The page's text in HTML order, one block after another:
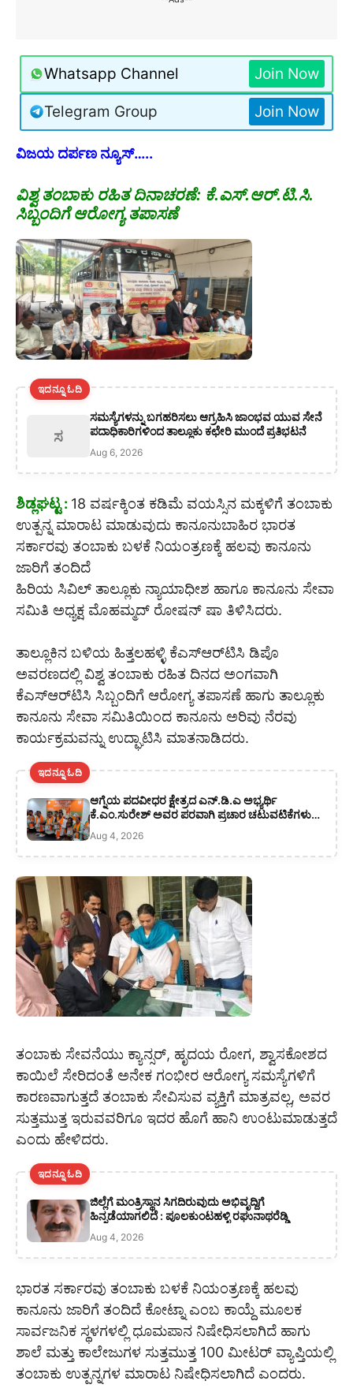
Whatsapp Channel Join Now
Telegram Group Join Now
ವಿಜಯ ದರ್ಪಣ ನ್ಯೂಸ್…..
ವಿಶ್ವ ತಂಬಾಕು ರಹಿತ ದಿನಾಚರಣೆ: ಕೆ.ಎಸ್.ಆರ್.ಟಿ.ಸಿ.
ಸಿಬ್ಬಂದಿಗೆ ಆರೋಗ್ಯ ತಪಾಸಣೆ
ಇದನ್ನೂ ಓದಿ
ಸ
ಸಮಸ್ಯೆಗಳನ್ನು ಬಗಹರಿಸಲು ಆಗ್ರಹಿಸಿ ಜಾಂಭವ ಯುವ ಸೇನೆ
ಪದಾಧಿಕಾರಿಗಳಿಂದ ತಾಲ್ಲೂಕು ಕಛೇರಿ ಮುಂದೆ ಪ್ರತಿಭಟನೆ
Aug 6, 2026
ಶಿಡ್ಲಘಟ್ಟ : 18 ವರ್ಷಕ್ಕಿಂತ ಕಡಿಮೆ ವಯಸ್ಸಿನ ಮಕ್ಕಳಿಗೆ ತಂಬಾಕು
ಉತ್ಪನ್ನ ಮಾರಾಟ ಮಾಡುವುದು ಕಾನೂನುಬಾಹಿರ ಭಾರತ
ಸರ್ಕಾರವು ತಂಬಾಕು ಬಳಕೆ ನಿಯಂತ್ರಣಕ್ಕೆ ಹಲವು ಕಾನೂನು
ಜಾರಿಗೆ ತಂದಿದೆ
ಹಿರಿಯ ಸಿವಿಲ್ ತಾಲ್ಲೂಕು ನ್ಯಾಯಾಧೀಶ ಹಾಗೂ ಕಾನೂನು ಸೇವಾ
ಸಮಿತಿ ಅಧ್ಯಕ್ಷ ಮೊಹಮ್ಮದ್ ರೋಷನ್ ಷಾ ತಿಳಿಸಿದರು.
ತಾಲ್ಲೂಕಿನ ಬಳಿಯ ಹಿತ್ತಲಹಳ್ಳಿ ಕೆಎಸ್‌ಆರ್‌ಟಿಸಿ ಡಿಪೊ
ಅವರಣದಲ್ಲಿ ವಿಶ್ವ ತಂಬಾಕು ರಹಿತ ದಿನದ ಅಂಗವಾಗಿ
ಕೆಎಸ್‌ಆರ್‌ಟಿಸಿ ಸಿಬ್ಬಂದಿಗೆ ಆರೋಗ್ಯ ತಪಾಸಣೆ ಹಾಗು ತಾಲ್ಲೂಕು
ಕಾನೂನು ಸೇವಾ ಸಮಿತಿಯಿಂದ ಕಾನೂನು ಅರಿವು ನೆರವು
ಕಾರ್ಯಕ್ರಮವನ್ನು ಉದ್ಘಾಟಿಸಿ ಮಾತನಾಡಿದರು.
ಇದನ್ನೂ ಓದಿ
ಆಗ್ನೆಯ ಪದವೀಧರ ಕ್ಷೇತ್ರದ ಎನ್.ಡಿ.ಎ ಅಭ್ಯರ್ಥಿ
ಕೆ.ಎಂ.ಸುರೇಶ್‌ ಅವರ ಪರವಾಗಿ ಪ್ರಚಾರ ಚಟುವಟಿಕೆಗಳು
Aug 4, 2026
ತಂಬಾಕು ಸೇವನೆಯು ಕ್ಯಾನ್ಸ‌ರ್, ಹೃದಯ ರೋಗ, ಶ್ವಾಸಕೋಶದ
ಕಾಯಿಲೆ ಸೇರಿದಂತೆ ಅನೇಕ ಗಂಭೀರ ಆರೋಗ್ಯ ಸಮಸ್ಯೆಗಳಿಗೆ
ಕಾರಣವಾಗುತ್ತದೆ ತಂಬಾಕು ಸೇವಿಸುವ ವ್ಯಕ್ತಿಗೆ ಮಾತ್ರವಲ್ಲ, ಅವರ
ಸುತ್ತಮುತ್ತ ಇರುವವರಿಗೂ ಇದರ ಹೊಗೆ ಹಾನಿ ಉಂಟುಮಾಡುತ್ತದೆ
ಎಂದು ಹೇಳಿದರು.
ಇದನ್ನೂ ಓದಿ
ಜಿಲ್ಲೆಗೆ ಮಂತ್ರಿಸ್ಥಾನ ಸಿಗದಿರುವುದು ಅಭಿವೃದ್ದಿಗೆ
ಹಿನ್ನಡೆಯಾಗಲಿದೆ : ಪೂಲಕುಂಟಹಳ್ಳಿ ರಘುನಾಥರೆಡ್ಡಿ
Aug 4, 2026
ಭಾರತ ಸರ್ಕಾರವು ತಂಬಾಕು ಬಳಕೆ ನಿಯಂತ್ರಣಕ್ಕೆ ಹಲವು
ಕಾನೂನು ಜಾರಿಗೆ ತಂದಿದೆ ಕೋಟ್ನಾ ಎಂಬ ಕಾಯ್ದೆ ಮೂಲಕ
ಸಾರ್ವಜನಿಕ ಸ್ಥಳಗಳಲ್ಲಿ ಧೂಮಪಾನ ನಿಷೇಧಿಸಲಾಗಿದೆ ಹಾಗು
ಶಾಲೆ ಮತ್ತು ಕಾಲೇಜುಗಳ ಸುತ್ತಮುತ್ತ 100 ಮೀಟರ್ ವ್ಯಾಪ್ತಿಯಲ್ಲಿ
ತಂಬಾಕು ಉತ್ಪನ್ನಗಳ ಮಾರಾಟ ನಿಷೇಧಿಸಲಾಗಿದೆ ಎಂದರು.